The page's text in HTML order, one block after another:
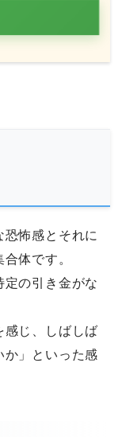
怖感とそれに
体です。
の引き金がな
感じ、しばしば
か」といった感